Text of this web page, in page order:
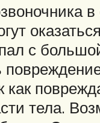
с
как
тела.